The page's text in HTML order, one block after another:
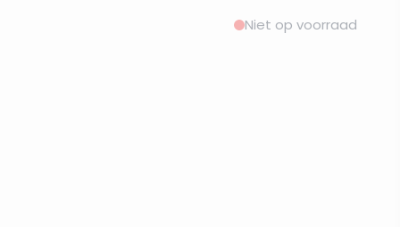
Niet op voorraad